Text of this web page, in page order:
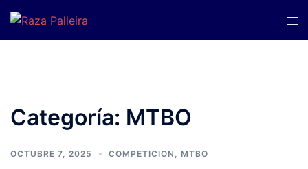
Saltar
contenido
Categoría: MTBO
OCTUBRE 7, 2025 COMPETICION MTBO